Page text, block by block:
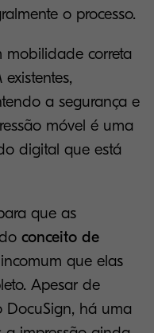
o processo.
mobilidade correta
a segurança e
móvel é uma
digital que está
que as
conceito de
que elas
Apesar de
DocuSign, há uma